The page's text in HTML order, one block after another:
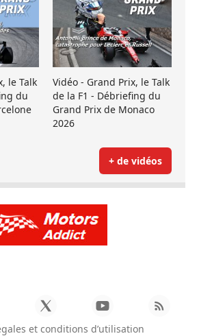
le Talk
du
Vidéo - Grand Prix, le Talk
de la F1 - Débriefing du
Grand Prix de Monaco
2026
+ de vidéos
et conditions d’utilisation